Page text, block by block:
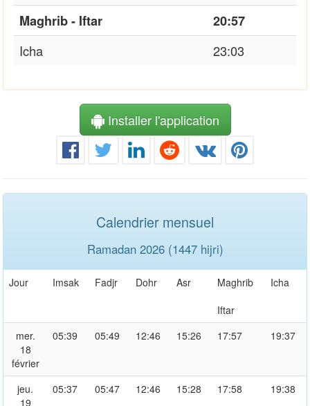
Maghrib - Iftar
20:57
Icha
23:03
Installer l'application
Calendrier mensuel
Ramadan 2026 (1447 hijri)
Jour Imsak Fadjr Dohr Asr
Maghrib
Iftar
Icha
mer.
18
février
05:39 05:49 12:46 15:26 17:57 19:37
jeu.
19
05:37 05:47 12:46 15:28 17:58 19:38